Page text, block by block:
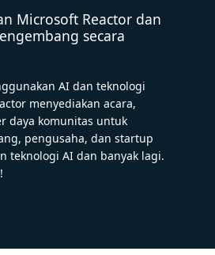
Microsoft Reactor dan
secara
AI dan teknologi
menyediakan acara,
daya komunitas untuk
pengusaha, dan startup
teknologi AI dan banyak lagi.